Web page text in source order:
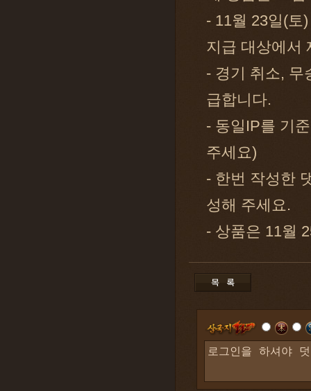
- 11월 23일(토
지급 대상에서
- 경기 취소, 무
급합니다.
- 동일IP를 기
주세요)
- 한번 작성한
성해 주세요.
- 상품은 11월